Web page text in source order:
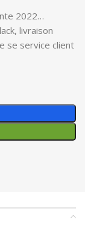
2022…
livraison
se service client